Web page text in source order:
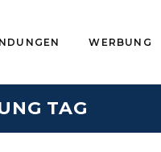
WERBUNG
TAG